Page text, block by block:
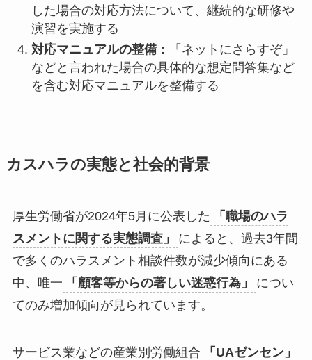
した場合の対応方法について、継続的な研修や
演習を実施する
対応マニュアルの整備：「ネットにさらすぞ」
などと言われた場合の具体的な想定問答集など
を含む対応マニュアルを整備する
カスハラの実態と社会的背景
厚生労働省が2024年5月に公表した
「職場のハラ
スメントに関する実態調査」
によると、過去3年間
で多くのハラスメント相談件数が減少傾向にある
中、唯一
「顧客等からの著しい迷惑行為」
につい
てのみ増加傾向が見られています。
サービス業などの産業別労働組合
「UAゼンセン」